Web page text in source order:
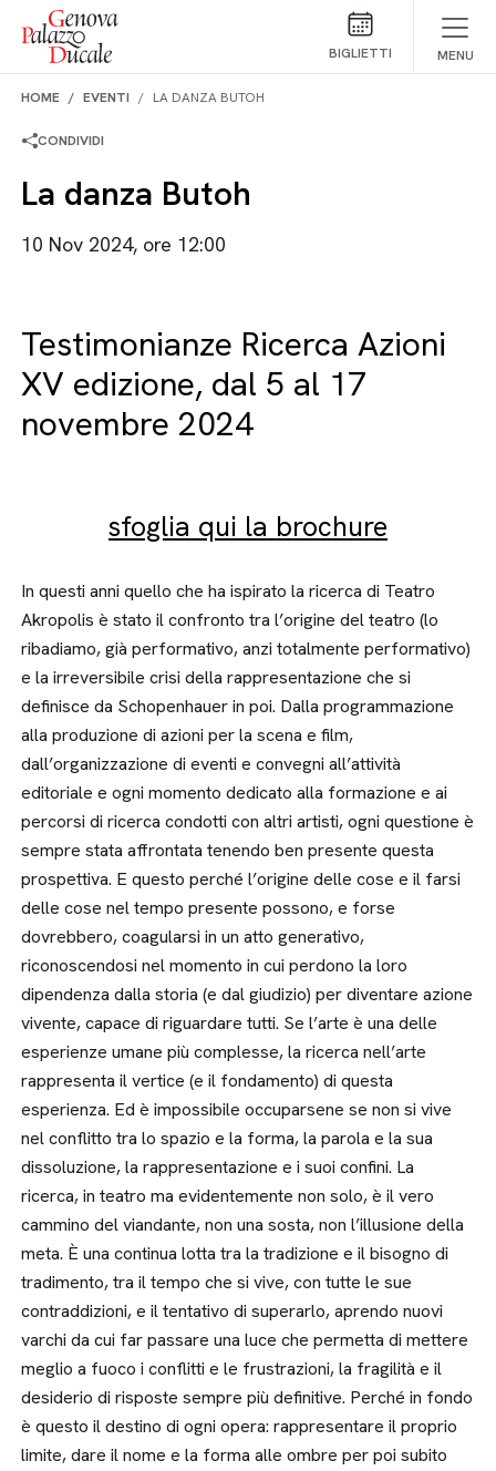
Salta al contenuto
BIGLIETTI MENU
HOME EVENTI LA DANZA BUTOH
CONDIVIDI
La danza Butoh
10 Nov 2024, ore 12:00
Testimonianze Ricerca Azioni
XV edizione, dal 5 al 17
novembre 2024
sfoglia qui la brochure
In questi anni quello che ha ispirato la ricerca di Teatro
Akropolis è stato il confronto tra l’origine del teatro (lo
ribadiamo, già performativo, anzi totalmente performativo)
e la irreversibile crisi della rappresentazione che si
definisce da Schopenhauer in poi. Dalla programmazione
alla produzione di azioni per la scena e film,
dall’organizzazione di eventi e convegni all’attività
editoriale e ogni momento dedicato alla formazione e ai
percorsi di ricerca condotti con altri artisti, ogni questione è
sempre stata affrontata tenendo ben presente questa
prospettiva. E questo perché l’origine delle cose e il farsi
delle cose nel tempo presente possono, e forse
dovrebbero, coagularsi in un atto generativo,
riconoscendosi nel momento in cui perdono la loro
dipendenza dalla storia (e dal giudizio) per diventare azione
vivente, capace di riguardare tutti. Se l’arte è una delle
esperienze umane più complesse, la ricerca nell’arte
rappresenta il vertice (e il fondamento) di questa
esperienza. Ed è impossibile occuparsene se non si vive
nel conflitto tra lo spazio e la forma, la parola e la sua
dissoluzione, la rappresentazione e i suoi confini. La
ricerca, in teatro ma evidentemente non solo, è il vero
cammino del viandante, non una sosta, non l’illusione della
meta. È una continua lotta tra la tradizione e il bisogno di
tradimento, tra il tempo che si vive, con tutte le sue
contraddizioni, e il tentativo di superarlo, aprendo nuovi
varchi da cui far passare una luce che permetta di mettere
meglio a fuoco i conflitti e le frustrazioni, la fragilità e il
desiderio di risposte sempre più definitive. Perché in fondo
è questo il destino di ogni opera: rappresentare il proprio
limite, dare il nome e la forma alle ombre per poi subito